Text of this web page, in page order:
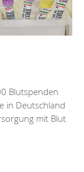
Blutspenden
in Deutschland
mit Blut